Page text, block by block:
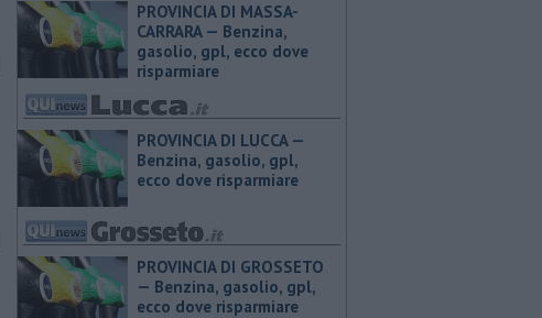
PROVINCIA DI MASSA-
CARRARA — ​Benzina,
gasolio, gpl, ecco dove
risparmiare
PROVINCIA DI LUCCA — ​
Benzina, gasolio, gpl,
ecco dove risparmiare
PROVINCIA DI GROSSETO
— ​Benzina, gasolio, gpl,
ecco dove risparmiare